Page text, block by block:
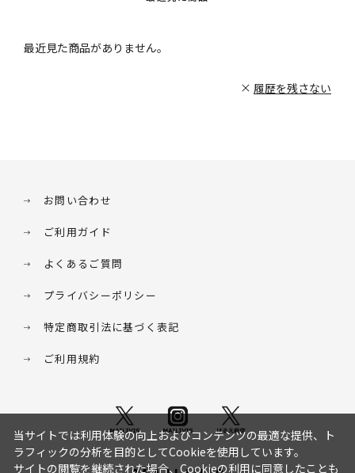
最近見た商品がありません。
履歴を残さない
お問い合わせ
ご利用ガイド
よくあるご質問
プライバシーポリシー
特定商取引法に基づく表記
ご利用規約
当サイトでは利用体験の向上およびコンテンツの最適な提供、ト
ラフィックの分析を目的としてCookieを使用しています。
サイトの閲覧を継続された場合、Cookieの利用に同意したことも